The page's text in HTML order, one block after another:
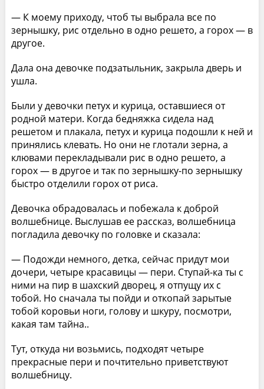
— К моему приходу, чтоб ты выбрала все по
зернышку, рис отдельно в одно решето, а горох — в
другое.
Дала она девочке подзатыльник, закрыла дверь и
ушла.
Были у девочки петух и курица, оставшиеся от
родной матери. Когда бедняжка сидела над
решетом и плакала, петух и курица подошли к ней и
принялись клевать. Но они не глотали зерна, а
клювами перекладывали рис в одно решето, а
горох — в другое и так по зернышку-по зернышку
быстро отделили горох от риса.
Девочка обрадовалась и побежала к доброй
волшебнице. Выслушав ее рассказ, волшебница
погладила девочку по головке и сказала:
— Подожди немного, детка, сейчас придут мои
дочери, четыре красавицы — пери. Ступай-ка ты с
ними на пир в шахский дворец, я отпущу их с
тобой. Но сначала ты пойди и откопай зарытые
тобой коровьи ноги, голову и шкуру, посмотри,
какая там тайна..
Тут, откуда ни возьмись, подходят четыре
прекрасные пери и почтительно приветствуют
волшебницу.